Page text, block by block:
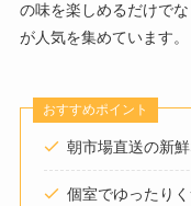
の味を楽しめるだけで
が人気を集めています。
おすすめポイント
朝市場直送の新
個室でゆったり